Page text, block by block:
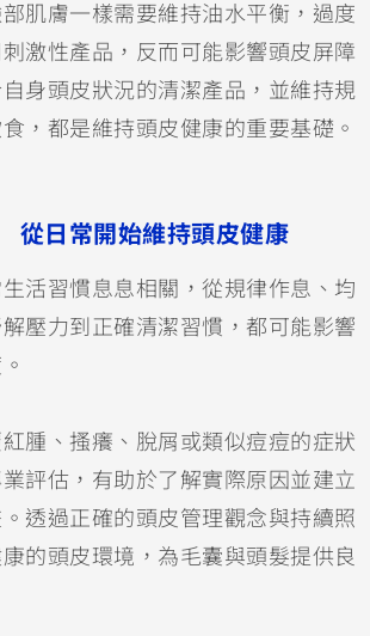
肌膚一樣需要維持油水平衡，過度
激性產品，反而可能影響頭皮屏障
身頭皮狀況的清潔產品，並維持規
，都是維持頭皮健康的重要基礎。
從日常開始維持頭皮健康
活習慣息息相關，從規律作息、均
壓力到正確清潔習慣，都可能影響
腫、搔癢、脫屑或類似痘痘的症狀
評估，有助於了解實際原因並建立
透過正確的頭皮管理觀念與持續照
的頭皮環境，為毛囊與頭髮提供良